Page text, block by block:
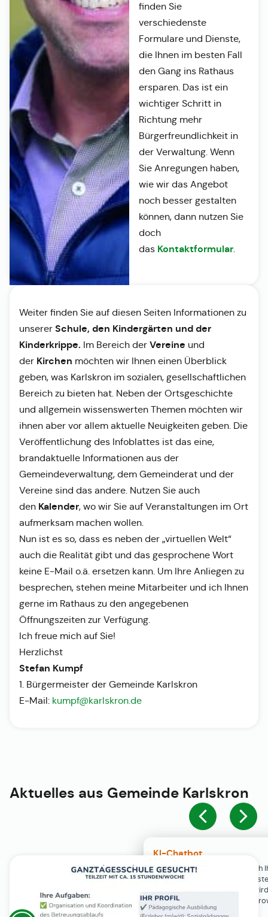
KI-Chatbot
Der KI-Chatbot steht erst nach
Einwilligung in den Cookie-
Verfügung. Der Chat-Verlauf
ausschließlich lokal in Ihrem
gespeichert.
finden Sie
verschiedenste
Formulare und Dienste,
die Ihnen im besten Fall
den Gang ins Rathaus
ersparen. Das ist ein
wichtiger Schritt in
Richtung mehr
Bürgerfreundlichkeit in
der Verwaltung. Wenn
Sie Anregungen haben,
wie wir das Angebot
noch besser gestalten
können, dann nutzen Sie
doch
das Kontaktformular.
Weiter finden Sie auf diesen Seiten Informationen zu
unserer Schule, den Kindergärten und der
Kinderkrippe. Im Bereich der Vereine und
der Kirchen möchten wir Ihnen einen Überblick
geben, was Karlskron im sozialen, gesellschaftlichen
Bereich zu bieten hat. Neben der Ortsgeschichte
und allgemein wissenswerten Themen möchten wir
ihnen aber vor allem aktuelle Neuigkeiten geben. Die
Veröffentlichung des Infoblattes ist das eine,
brandaktuelle Informationen aus der
Gemeindeverwaltung, dem Gemeinderat und der
Vereine sind das andere. Nutzen Sie auch
den Kalender, wo wir Sie auf Veranstaltungen im Ort
aufmerksam machen wollen.
Nun ist es so, dass es neben der „virtuellen Welt“
auch die Realität gibt und das gesprochene Wort
keine E-Mail o.ä. ersetzen kann. Um Ihre Anliegen zu
besprechen, stehen meine Mitarbeiter und ich Ihnen
gerne im Rathaus zu den angegebenen
Öffnungszeiten zur Verfügung.
Ich freue mich auf Sie!
Herzlichst
Stefan Kumpf
1. Bürgermeister der Gemeinde Karlskron
E-Mail: kumpf@karlskron.de
Aktuelles aus Gemeinde Karlskron